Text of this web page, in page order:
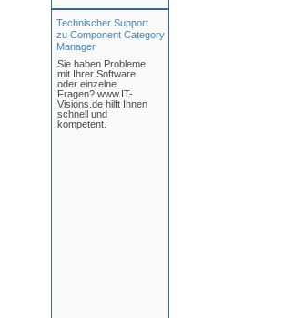
Technischer Support
zu Component Category
Manager
Sie haben Probleme
mit Ihrer Software
oder einzelne
Fragen? www.IT-
Visions.de hilft Ihnen
schnell und
kompetent.